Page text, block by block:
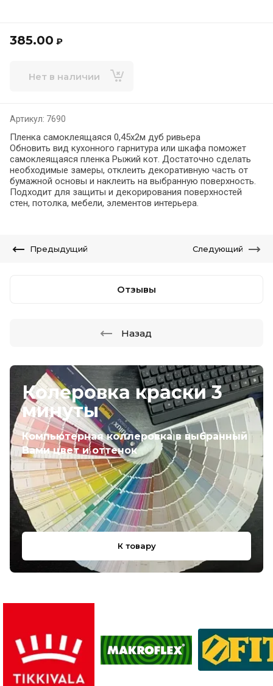
Колеровка краски 3
минуты
Компьютерная коллеровка в выбранный
Вами цвет и оттенок
К товару
385.00 ₽
Нет в наличии
Артикул: 7690
Пленка самоклеящаяся 0,45х2м дуб ривьера
Обновить вид кухонного гарнитура или шкафа поможет
самоклеящаяся пленка Рыжий кот. Достаточно сделать
необходимые замеры, отклеить декоративную часть от
бумажной основы и наклеить на выбранную поверхность.
Подходит для защиты и декорирования поверхностей
стен, потолка, мебели, элементов интерьера.
Предыдущий Следующий
Отзывы
Назад